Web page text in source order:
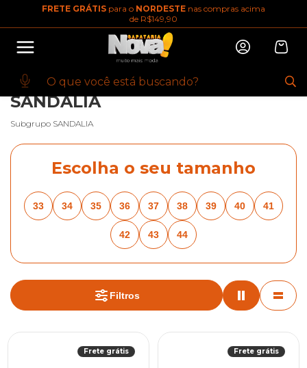
10% OFF na primeira compra
Baixe o app. Cupom BEMVINDO10
(100+)
Abrir
FRETE GRÁTIS para o NORDESTE nas compras acima
de R$149,90
BREADCRUMBS.CALCADOS-FEMININOS
SANDALIA
Subgrupo SANDALIA
Escolha o seu tamanho
33 34 35 36 37 38 39 40 41
42 43 44
Filtros
Frete grátis Frete grátis